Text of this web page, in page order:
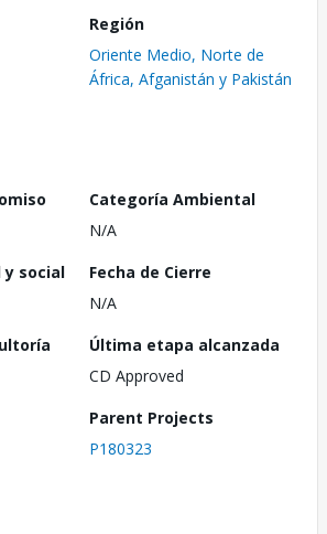
Región
Oriente Medio, Norte de
África, Afganistán y Pakistán
Categoría Ambiental
N/A
y social
Fecha de Cierre
N/A
Última etapa alcanzada
CD Approved
Parent Projects
P180323